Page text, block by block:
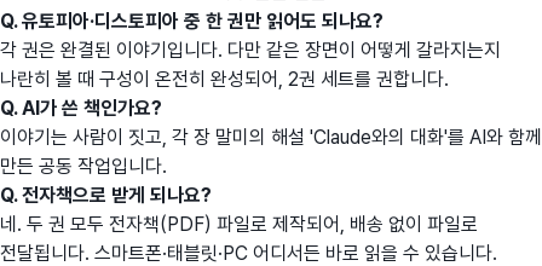
Q. 유토피아·디스토피아 중 한 권만 읽어도 되나요?
각 권은 완결된 이야기입니다. 다만 같은 장면이 어떻게 갈라지는지
나란히 볼 때 구성이 온전히 완성되어, 2권 세트를 권합니다.
Q. AI가 쓴 책인가요?
이야기는 사람이 짓고, 각 장 말미의 해설 'Claude와의 대화'를 AI와 함께
만든 공동 작업입니다.
Q. 전자책으로 받게 되나요?
네. 두 권 모두 전자책(PDF) 파일로 제작되어, 배송 없이 파일로
전달됩니다. 스마트폰·태블릿·PC 어디서든 바로 읽을 수 있습니다.